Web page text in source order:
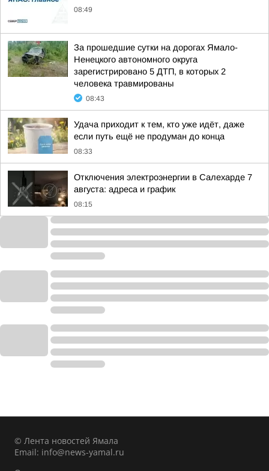
08:49
За прошедшие сутки на дорогах Ямало-
Ненецкого автономного округа
зарегистрировано 5 ДТП, в которых 2
человека травмированы
08:43
Удача приходит к тем, кто уже идёт, даже
если путь ещё не продуман до конца
08:33
Отключения электроэнергии в Салехарде 7
августа: адреса и график
08:15
© Лента новостей Ямала
Email: info@news-yamal.ru